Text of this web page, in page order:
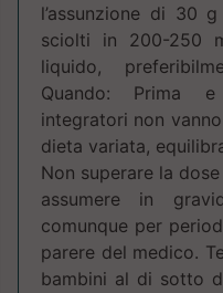
l’assunzione di 30
sciolti in 200-250
liquido,
Quando: Prima
integratori non
dieta variata,
Non superare la
assumere in
comunque per
parere del medico.
bambini al di sotto